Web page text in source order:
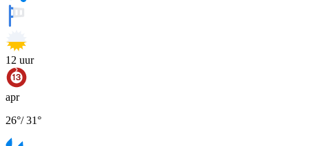
12 uur
apr
26°/31°